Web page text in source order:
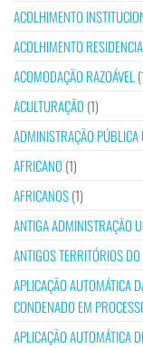
ACOLHIMENTO
ACOLHIMENTO
ACOMODAÇÃO RAZOÁVEL
ACULTURAÇÃO (1)
ADMINISTRAÇÃO
AFRICANO (1)
AFRICANOS(1)
ANTIGA ADMINISTRAÇÃO
ANTIGOS TERRITÓRIOS
APLICAÇÃO AUTOMÁTICA
CONDENADO EM
APLICAÇÃO AUTOMÁTICA